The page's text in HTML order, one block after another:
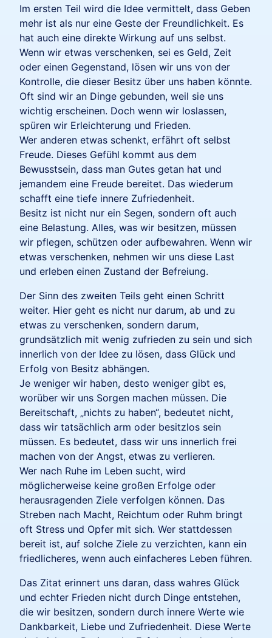
Im ersten Teil wird die Idee vermittelt, dass Geben
mehr ist als nur eine Geste der Freundlichkeit. Es
hat auch eine direkte Wirkung auf uns selbst.
Wenn wir etwas verschenken, sei es Geld, Zeit
oder einen Gegenstand, lösen wir uns von der
Kontrolle, die dieser Besitz über uns haben könnte.
Oft sind wir an Dinge gebunden, weil sie uns
wichtig erscheinen. Doch wenn wir loslassen,
spüren wir Erleichterung und Frieden.
Wer anderen etwas schenkt, erfährt oft selbst
Freude. Dieses Gefühl kommt aus dem
Bewusstsein, dass man Gutes getan hat und
jemandem eine Freude bereitet. Das wiederum
schafft eine tiefe innere Zufriedenheit.
Besitz ist nicht nur ein Segen, sondern oft auch
eine Belastung. Alles, was wir besitzen, müssen
wir pflegen, schützen oder aufbewahren. Wenn wir
etwas verschenken, nehmen wir uns diese Last
und erleben einen Zustand der Befreiung.
Der Sinn des zweiten Teils geht einen Schritt
weiter. Hier geht es nicht nur darum, ab und zu
etwas zu verschenken, sondern darum,
grundsätzlich mit wenig zufrieden zu sein und sich
innerlich von der Idee zu lösen, dass Glück und
Erfolg von Besitz abhängen.
Je weniger wir haben, desto weniger gibt es,
worüber wir uns Sorgen machen müssen. Die
Bereitschaft, „nichts zu haben“, bedeutet nicht,
dass wir tatsächlich arm oder besitzlos sein
müssen. Es bedeutet, dass wir uns innerlich frei
machen von der Angst, etwas zu verlieren.
Wer nach Ruhe im Leben sucht, wird
möglicherweise keine großen Erfolge oder
herausragenden Ziele verfolgen können. Das
Streben nach Macht, Reichtum oder Ruhm bringt
oft Stress und Opfer mit sich. Wer stattdessen
bereit ist, auf solche Ziele zu verzichten, kann ein
friedlicheres, wenn auch einfacheres Leben führen.
Das Zitat erinnert uns daran, dass wahres Glück
und echter Frieden nicht durch Dinge entstehen,
die wir besitzen, sondern durch innere Werte wie
Dankbarkeit, Liebe und Zufriedenheit. Diese Werte